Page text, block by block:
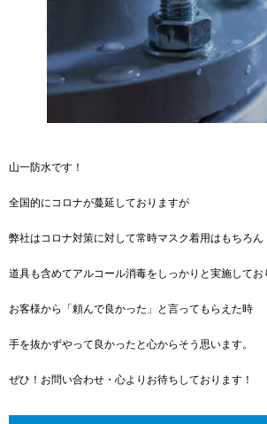
山一防水です！
全国的にコロナが蔓延しておりますが
弊社はコロナ対策に対して常時マスク着用はもちろん
道具も含めてアルコール消毒をしっかりと実施してお
お客様から「頼んで良かった」と言ってもらえた時
手を抜かずやって良かったと心からそう思います。
ぜひ！お問い合わせ・心よりお待ちしております！